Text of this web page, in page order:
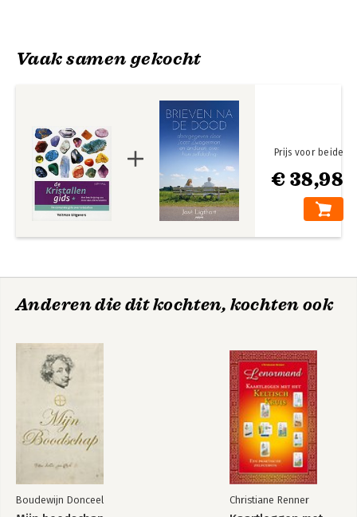
Vaak samen gekocht
€ 38,98
Prijs voor beide
Anderen die dit kochten, kochten ook
Boudewijn Donceel Christiane Renner